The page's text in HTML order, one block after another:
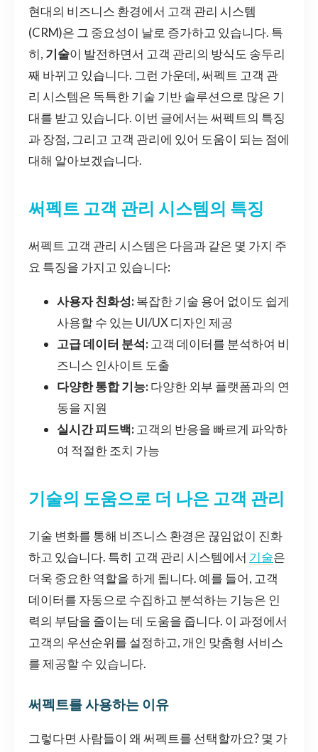
현대의 비즈니스 환경에서 고객 관리 시스템
(CRM)은 그 중요성이 날로 증가하고 있습니다. 특
히, 기술이 발전하면서 고객 관리의 방식도 송두리
째 바뀌고 있습니다. 그런 가운데, 써펙트 고객 관
리 시스템은 독특한 기술 기반 솔루션으로 많은 기
대를 받고 있습니다. 이번 글에서는 써펙트의 특징
과 장점, 그리고 고객 관리에 있어 도움이 되는 점에
대해 알아보겠습니다.
써펙트 고객 관리 시스템의 특징
써펙트 고객 관리 시스템은 다음과 같은 몇 가지 주
요 특징을 가지고 있습니다:
사용자 친화성: 복잡한 기술 용어 없이도 쉽게
사용할 수 있는 UI/UX 디자인 제공
고급 데이터 분석: 고객 데이터를 분석하여 비
즈니스 인사이트 도출
다양한 통합 기능: 다양한 외부 플랫폼과의 연
동을 지원
실시간 피드백: 고객의 반응을 빠르게 파악하
여 적절한 조치 가능
기술의 도움으로 더 나은 고객 관리
기술 변화를 통해 비즈니스 환경은 끊임없이 진화
하고 있습니다. 특히 고객 관리 시스템에서 기술은
더욱 중요한 역할을 하게 됩니다. 예를 들어, 고객
데이터를 자동으로 수집하고 분석하는 기능은 인
력의 부담을 줄이는 데 도움을 줍니다. 이 과정에서
고객의 우선순위를 설정하고, 개인 맞춤형 서비스
를 제공할 수 있습니다.
써펙트를 사용하는 이유
그렇다면 사람들이 왜 써펙트를 선택할까요? 몇 가